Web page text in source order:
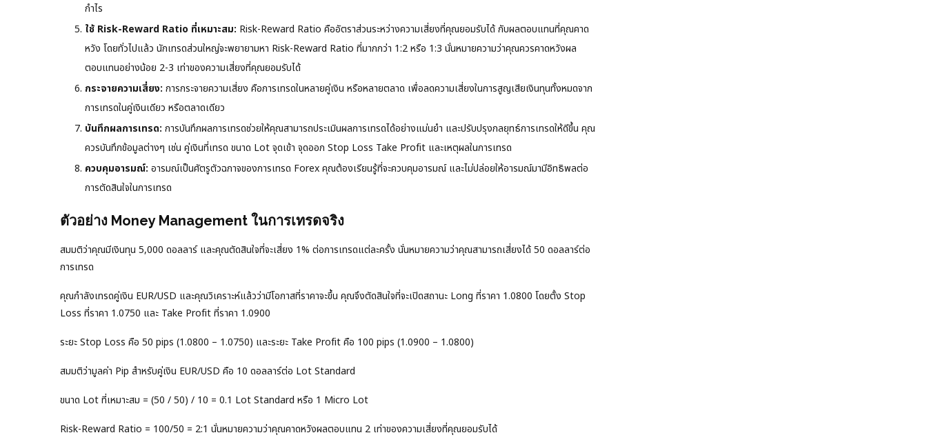
กำไร
ใช้ Risk-Reward Ratio ที่เหมาะสม: Risk-Reward Ratio คืออัตราส่วนระหว่างความเสี่ยงที่คุณยอมรับได้ กับผลตอบแทนที่คุณคาด
หวัง โดยทั่วไปแล้ว นักเทรดส่วนใหญ่จะพยายามหา Risk-Reward Ratio ที่มากกว่า 1:2 หรือ 1:3 นั่นหมายความว่าคุณควรคาดหวังผล
ตอบแทนอย่างน้อย 2-3 เท่าของความเสี่ยงที่คุณยอมรับได้
กระจายความเสี่ยง: การกระจายความเสี่ยง คือการเทรดในหลายคู่เงิน หรือหลายตลาด เพื่อลดความเสี่ยงในการสูญเสียเงินทุนทั้งหมดจาก
การเทรดในคู่เงินเดียว หรือตลาดเดียว
บันทึกผลการเทรด: การบันทึกผลการเทรดช่วยให้คุณสามารถประเมินผลการเทรดได้อย่างแม่นยำ และปรับปรุงกลยุทธ์การเทรดให้ดีขึ้น คุณ
ควรบันทึกข้อมูลต่างๆ เช่น คู่เงินที่เทรด ขนาด Lot จุดเข้า จุดออก Stop Loss Take Profit และเหตุผลในการเทรด
ควบคุมอารมณ์: อารมณ์เป็นศัตรูตัวฉกาจของการเทรด Forex คุณต้องเรียนรู้ที่จะควบคุมอารมณ์ และไม่ปล่อยให้อารมณ์มามีอิทธิพลต่อ
การตัดสินใจในการเทรด
ตัวอย่าง Money Management ในการเทรดจริง
สมมติว่าคุณมีเงินทุน 5,000 ดอลลาร์ และคุณตัดสินใจที่จะเสี่ยง 1% ต่อการเทรดแต่ละครั้ง นั่นหมายความว่าคุณสามารถเสี่ยงได้ 50 ดอลลาร์ต่อ
การเทรด
คุณกำลังเทรดคู่เงิน EUR/USD และคุณวิเคราะห์แล้วว่ามีโอกาสที่ราคาจะขึ้น คุณจึงตัดสินใจที่จะเปิดสถานะ Long ที่ราคา 1.0800 โดยตั้ง Stop
Loss ที่ราคา 1.0750 และ Take Profit ที่ราคา 1.0900
ระยะ Stop Loss คือ 50 pips (1.0800 – 1.0750) และระยะ Take Profit คือ 100 pips (1.0900 – 1.0800)
สมมติว่ามูลค่า Pip สำหรับคู่เงิน EUR/USD คือ 10 ดอลลาร์ต่อ Lot Standard
ขนาด Lot ที่เหมาะสม = (50 / 50) / 10 = 0.1 Lot Standard หรือ 1 Micro Lot
Risk-Reward Ratio = 100/50 = 2:1 นั่นหมายความว่าคุณคาดหวังผลตอบแทน 2 เท่าของความเสี่ยงที่คุณยอมรับได้